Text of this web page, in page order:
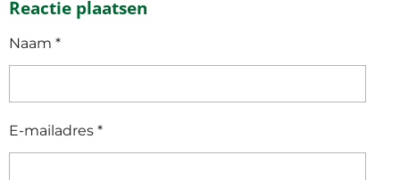
E
N
L
R
E
E
N
Reactie plaatsen
Naam *
E-mailadres *